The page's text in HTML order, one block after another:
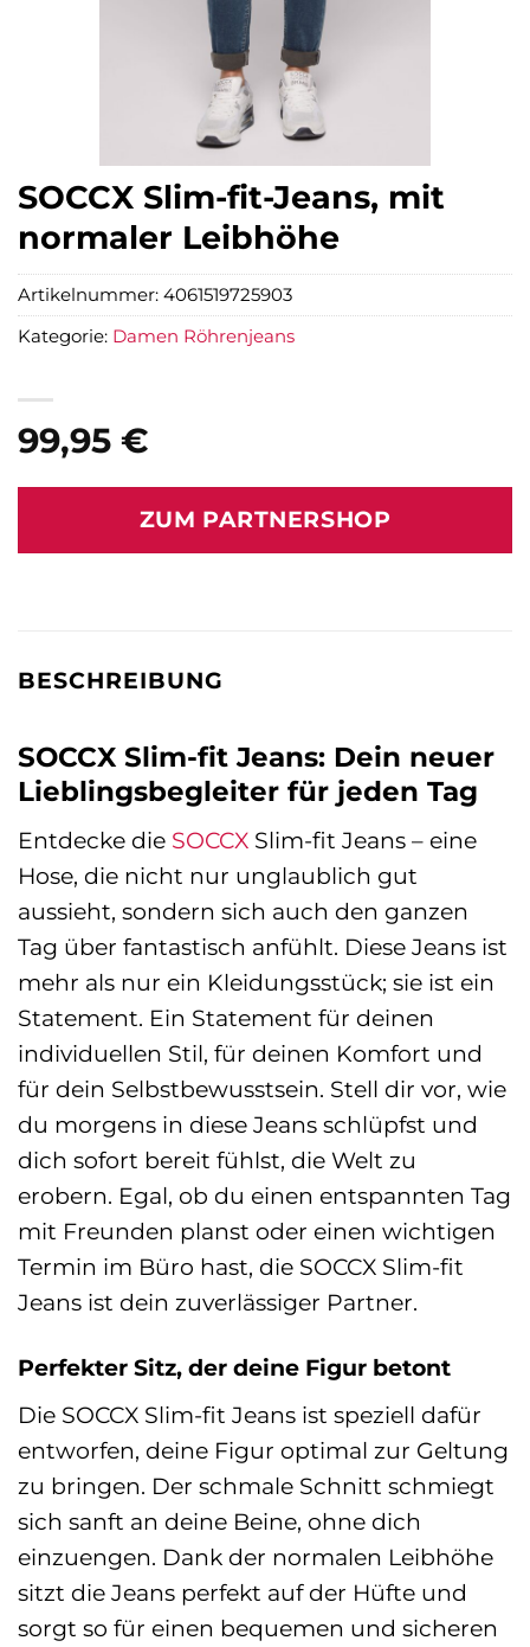
SOCCX Slim-fit-Jeans, mit
normaler Leibhöhe
99,95 €
ZUM PARTNERSHOP
Artikelnummer: 4061519725903
Kategorie: Damen Röhrenjeans
BESCHREIBUNG
SOCCX Slim-fit Jeans: Dein neuer
Lieblingsbegleiter für jeden Tag
Entdecke die SOCCX Slim-fit Jeans – eine
Hose, die nicht nur unglaublich gut
aussieht, sondern sich auch den ganzen
Tag über fantastisch anfühlt. Diese Jeans ist
mehr als nur ein Kleidungsstück; sie ist ein
Statement. Ein Statement für deinen
individuellen Stil, für deinen Komfort und
für dein Selbstbewusstsein. Stell dir vor, wie
du morgens in diese Jeans schlüpfst und
dich sofort bereit fühlst, die Welt zu
erobern. Egal, ob du einen entspannten Tag
mit Freunden planst oder einen wichtigen
Termin im Büro hast, die SOCCX Slim-fit
Jeans ist dein zuverlässiger Partner.
Perfekter Sitz, der deine Figur betont
Die SOCCX Slim-fit Jeans ist speziell dafür
entworfen, deine Figur optimal zur Geltung
zu bringen. Der schmale Schnitt schmiegt
sich sanft an deine Beine, ohne dich
einzuengen. Dank der normalen Leibhöhe
sitzt die Jeans perfekt auf der Hüfte und
sorgt so für einen bequemen und sicheren